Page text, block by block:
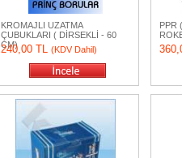
KROMAJLI UZATMA
ÇUBUKLARI ( DİRSEKLİ - 60
CM)
240,00 TL (KDV Dahil)
PPR